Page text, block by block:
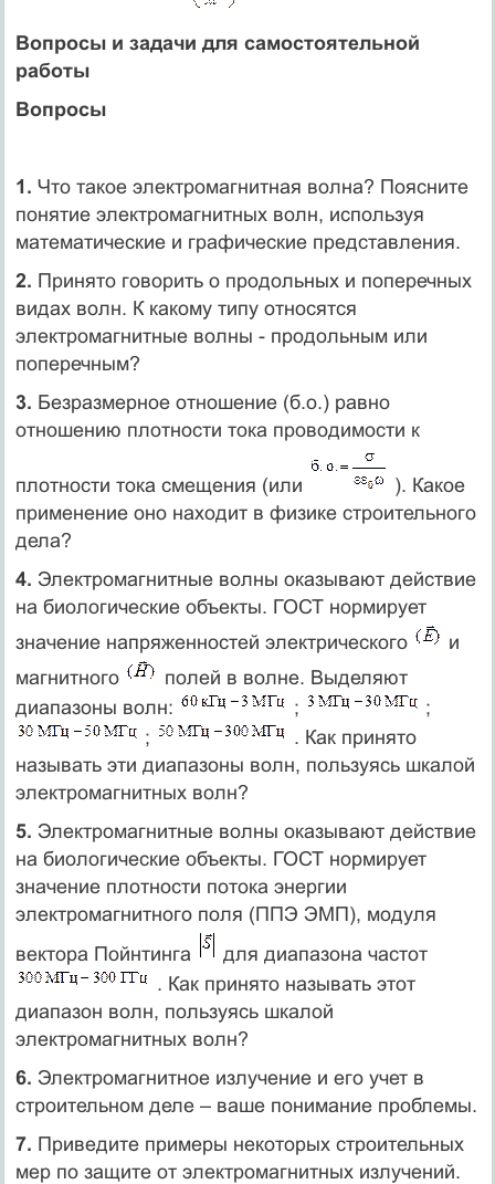
Вопросы и задачи для самостоятельной
работы
Вопросы
1. Что такое электромагнитная волна? Поясните
понятие электромагнитных волн, используя
математические и графические представления.
2. Принято говорить о продольных и поперечных
видах волн. К какому типу относятся
электромагнитные волны - продольным или
поперечным?
3. Безразмерное отношение (б.о.) равно
отношению плотности тока проводимости к
плотности тока смещения (или
). Какое
применение оно находит в физике строительного
дела?
4. Электромагнитные волны оказывают действие
на биологические объекты. ГОСТ нормирует
значение напряженностей электрического
и
магнитного
полей в волне. Выделяют
диапазоны волн:
;
;
;
. Как принято
называть эти диапазоны волн, пользуясь шкалой
электромагнитных волн?
5. Электромагнитные волны оказывают действие
на биологические объекты. ГОСТ нормирует
значение плотности потока энергии
электромагнитного поля (ППЭ ЭМП), модуля
вектора Пойнтинга
для диапазона частот
. Как принято называть этот
диапазон волн, пользуясь шкалой
электромагнитных волн?
6. Электромагнитное излучение и его учет в
строительном деле – ваше понимание проблемы.
7. Приведите примеры некоторых строительных
мер по защите от электромагнитных излучений.